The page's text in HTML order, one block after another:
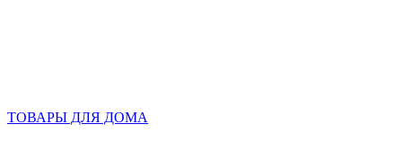
ТОВАРЫ ДЛЯ ДОМА